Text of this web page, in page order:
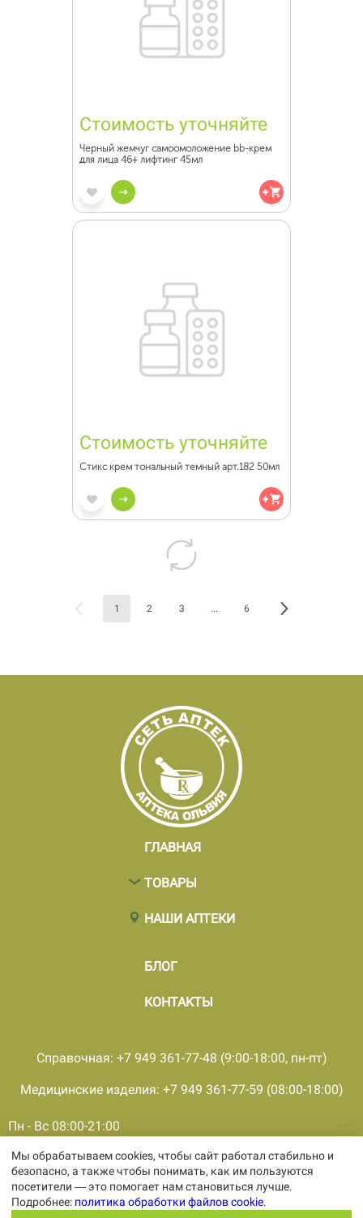
Стоимость уточняйте
Черный жемчуг самоомоложение bb-крем
для лица 46+ лифтинг 45мл
Стоимость уточняйте
Стикс крем тональный темный арт.182 50мл
1 2 3 ... 6
ГЛАВНАЯ
ТОВАРЫ
НАШИ АПТЕКИ
БЛОГ
КОНТАКТЫ
Пн - Вс 08:00-21:00
Справочная: +7 949 361-77-48 (9:00-18:00, пн-пт)
Медицинские изделия: +7 949 361-77-59 (08:00-18:00)
© 2001 - 2026, все права защищены, ООО «ПКМФ «Ольвия-
Мединвест», ИНН 9308009362 КПП 930301001
Политика конфиденциальности
Политика обработки персональных
Мы обрабатываем cookies, чтобы сайт работал стабильно и
безопасно, а также чтобы понимать, как им пользуются
посетители — это помогает нам становиться лучше.
Подробнее: политика обработки файлов cookie.